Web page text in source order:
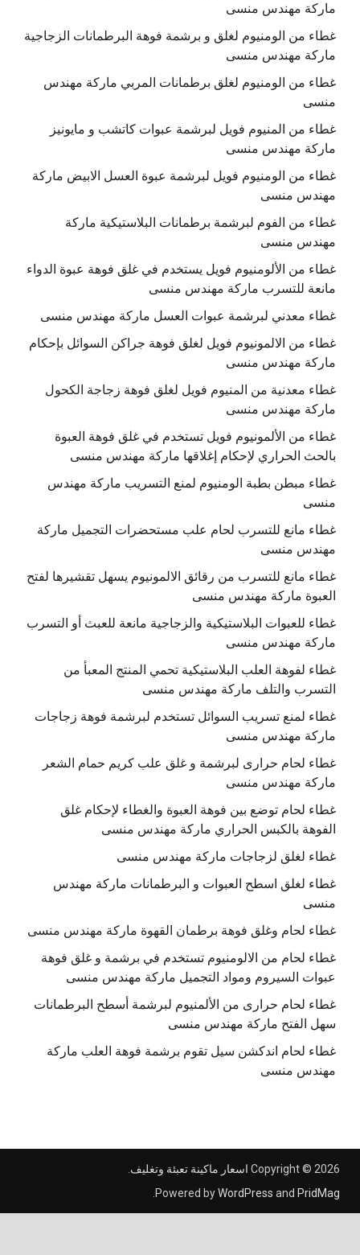
ماركة مهندس منسى
غطاء من الومنيوم لغلق و برشمة فوهة البرطمانات الزجاجية
ماركة مهندس منسى
غطاء من الومنيوم لغلق برطمانات المربي ماركة مهندس
منسى
غطاء من المنيوم فويل لبرشمة عبوات كاتشب و مايونيز
ماركة مهندس منسى
غطاء من الومنيوم فويل لبرشمة عبوة العسل الابيض ماركة
مهندس منسى
غطاء من الفوم لبرشمة برطمانات البلاستيكية ماركة
مهندس منسى
غطاء من الألومنيوم فويل يستخدم في غلق فوهة عبوة الدواء
مانعة للتسرب ماركة مهندس منسى
غطاء معدني لبرشمة عبوات العسل ماركة مهندس منسى
غطاء من الالمونيوم فويل لغلق فوهة جراكن السوائل بإحكام
ماركة مهندس منسى
غطاء معدنية من المنيوم فويل لغلق فوهة زجاجة الكحول
ماركة مهندس منسى
غطاء من الألمونيوم فويل تستخدم في غلق فوهة العبوة
بالحث الحراري لإحكام إغلاقها ماركة مهندس منسى
غطاء مبطن بطبة الومنيوم لمنع التسريب ماركة مهندس
منسى
غطاء مانع للتسرب لحام علب مستحضرات التجميل ماركة
مهندس منسى
غطاء مانع للتسرب من رقائق الالمونيوم يسهل تقشيرها لفتح
العبوة ماركة مهندس منسى
غطاء للعبوات البلاستيكية والزجاجية مانعة للعبث أو التسرب
ماركة مهندس منسى
غطاء لفوهة العلب البلاستيكية تحمي المنتج المعبأ من
التسرب والتلف ماركة مهندس منسى
غطاء لمنع تسريب السوائل تستخدم لبرشمة فوهة زجاجات
ماركة مهندس منسى
غطاء لحام حرارى لبرشمة و غلق علب كريم حمام الشعر
ماركة مهندس منسى
غطاء لحام توضع بين فوهة العبوة والغطاء لإحكام غلق
الفوهة بالكبس الحراري ماركة مهندس منسى
غطاء لغلق لزجاجات ماركة مهندس منسى
غطاء لغلق اسطح العبوات و البرطمانات ماركة مهندس
منسى
غطاء لحام وغلق فوهة برطمان القهوة ماركة مهندس منسى
غطاء لحام من الالومنيوم تستخدم في برشمة و غلق فوهة
عبوات السيروم ومواد التجميل ماركة مهندس منسى
غطاء لحام حرارى من الألمنيوم لبرشمة أسطح البرطمانات
سهل الفتح ماركة مهندس منسى
غطاء لحام اندكشن سيل تقوم برشمة فوهة العلب ماركة
مهندس منسى
Copyright © 2026اسعار ماكينة تعبئة وتغليف
Powered byWordPressandPridMag
.